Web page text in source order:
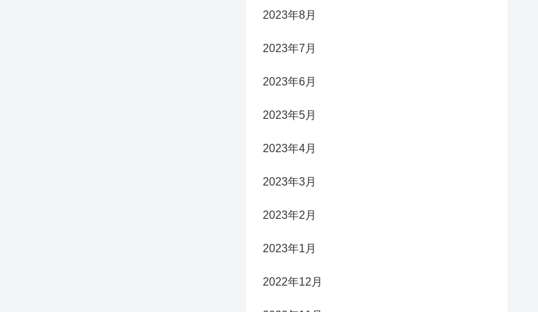
2023年8月
2023年7月
2023年6月
2023年5月
2023年4月
2023年3月
2023年2月
2023年1月
2022年12月